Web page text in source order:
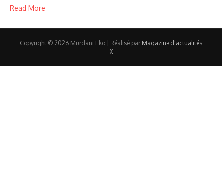
Read More
Copyright © 2026 Murdani Eko | Réalisé par Magazine d'actualités
X